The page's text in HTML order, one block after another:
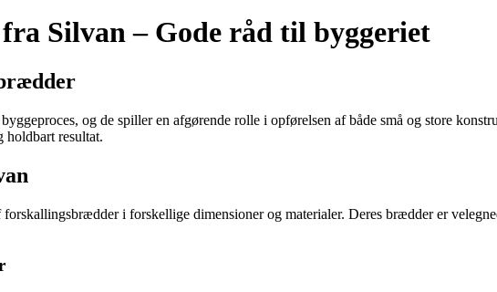
Silvan – Gode råd til byggeriet
og de spiller en afgørende rolle i opførelsen af både små og store
holdbart resultat.
i forskellige dimensioner og materialer. Deres brædder er